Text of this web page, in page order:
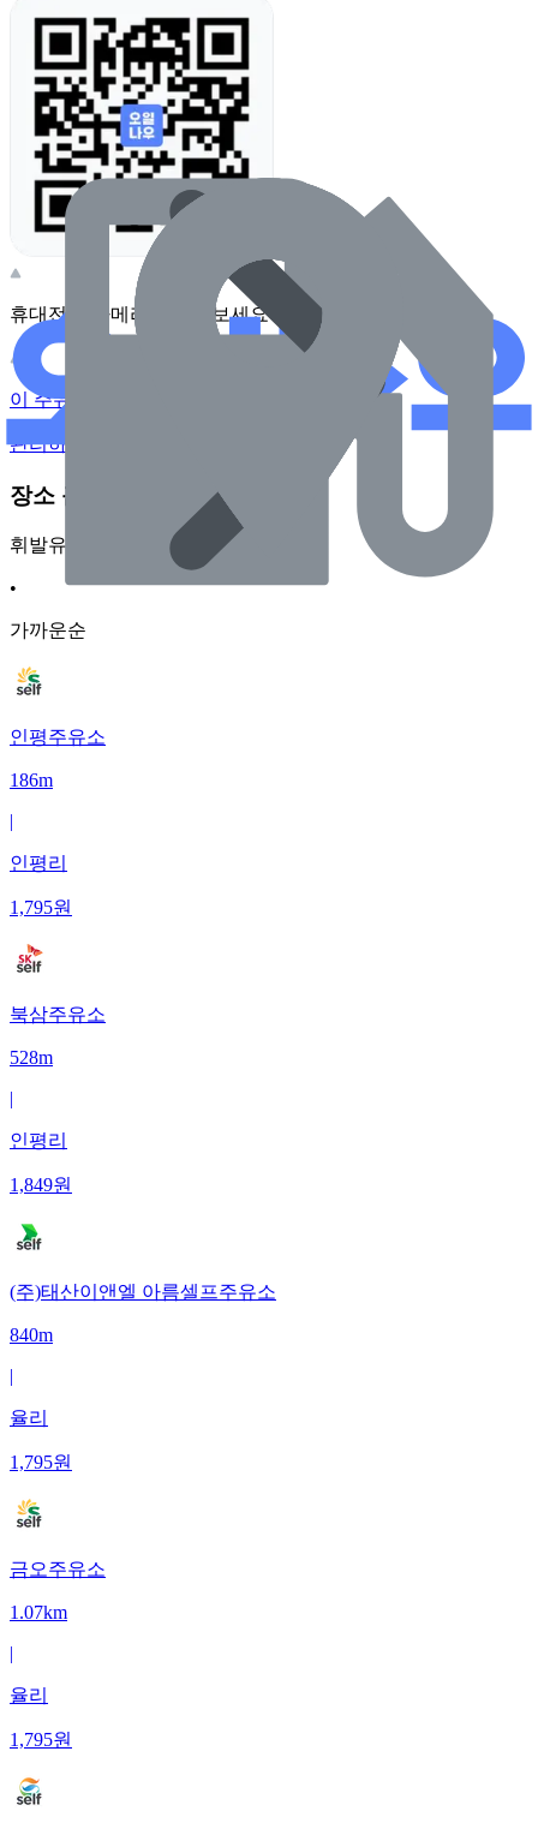
휴대전화 카메라로 찍어보세요
이 주유소의 사장님이신가요?
관리하기
장소 근처 주유소
휘발유
•
가까운순
인평주유소
186m
|
인평리
1,795원
북삼주유소
528m
|
인평리
1,849원
(주)태산이앤엘 아름셀프주유소
840m
|
율리
1,795원
금오주유소
1.07km
|
율리
1,795원